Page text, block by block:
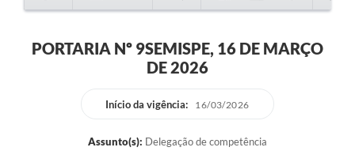
PORTARIA Nº 9SEMISPE, 16 DE MARÇO
DE 2026
Início da vigência: 16/03/2026
Assunto(s): Delegação de competência